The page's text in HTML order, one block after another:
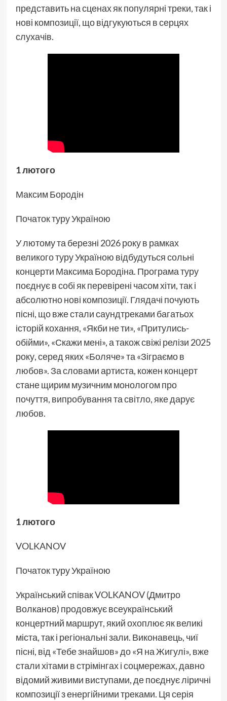
представить на сценах як популярні треки, так і
нові композиції, що відгукуються в серцях
слухачів.
1 лютого
Максим Бородін
Початок туру Україною
У лютому та березні 2026 року в рамках
великого туру Україною відбудуться сольні
концерти Максима Бородіна. Програма туру
поєднує в собі як перевірені часом хіти, так і
абсолютно нові композиції. Глядачі почують
пісні, що вже стали саундтреками багатьох
історій кохання, «Якби не ти», «Притулись-
обійми», «Скажи мені», а також свіжі релізи 2025
року, серед яких «Боляче» та «Зіграємо в
любов». За словами артиста, кожен концерт
стане щирим музичним монологом про
почуття, випробування та світло, яке дарує
любов.
1 лютого
VOLKANOV
Початок туру Україною
Український співак VOLKANOV (Дмитро
Волканов) продовжує всеукраїнський
концертний маршрут, який охоплює як великі
міста, так і регіональні зали. Виконавець, чиї
пісні, від «Тебе знайшов» до «Я на Жигулі», вже
стали хітами в стрімінгах і соцмережах, давно
відомий живими виступами, де поєднує ліричні
композиції з енергійними треками. Ця серія